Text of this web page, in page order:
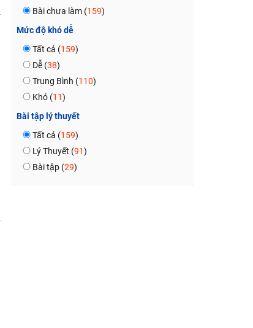
Bài chưa làm (159)
Mức độ khó dễ
Tất cả (159)
Dễ (38)
Trung Bình (110)
Khó (11)
Bài tập lý thuyết
Tất cả (159)
Lý Thuyết (91)
Bài tập (29)